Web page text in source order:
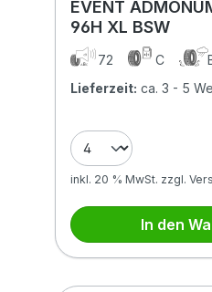
EVENT
96H XL BSW
72 C
Lieferzeit: ca. 3 - 5
inkl. 20 % MwSt. zzgl.
In den